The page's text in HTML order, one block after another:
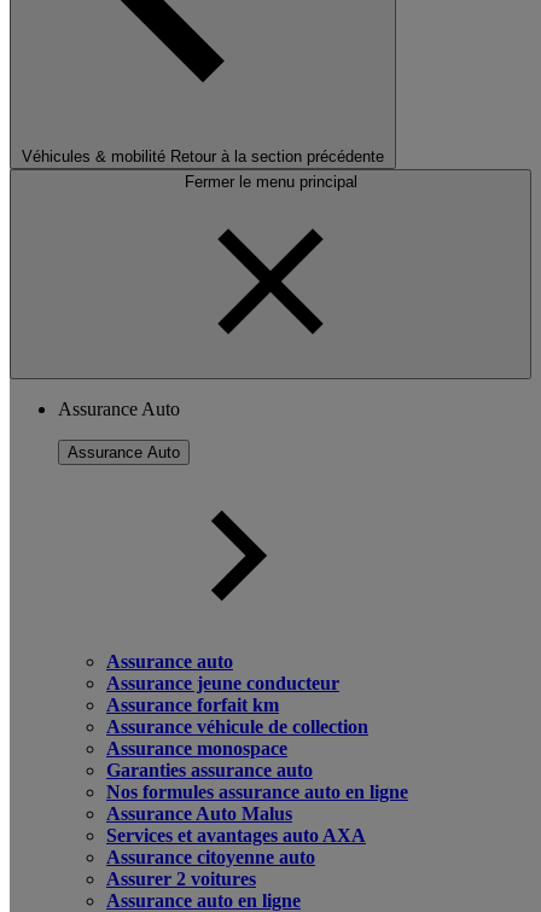
Véhicules & mobilité Retour à la section précédente
Fermer le menu principal
Assurance Auto
Assurance Auto
Assurance auto
Assurance jeune conducteur
Assurance forfait km
Assurance véhicule de collection
Assurance monospace
Garanties assurance auto
Nos formules assurance auto en ligne
Assurance Auto Malus
Services et avantages auto AXA
Assurance citoyenne auto
Assurer 2 voitures
Assurance auto en ligne